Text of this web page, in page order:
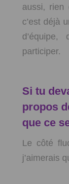
aussi, rien
c’est déjà
participer.
Si tu
propos
que ce
Le côté
j’aimerais